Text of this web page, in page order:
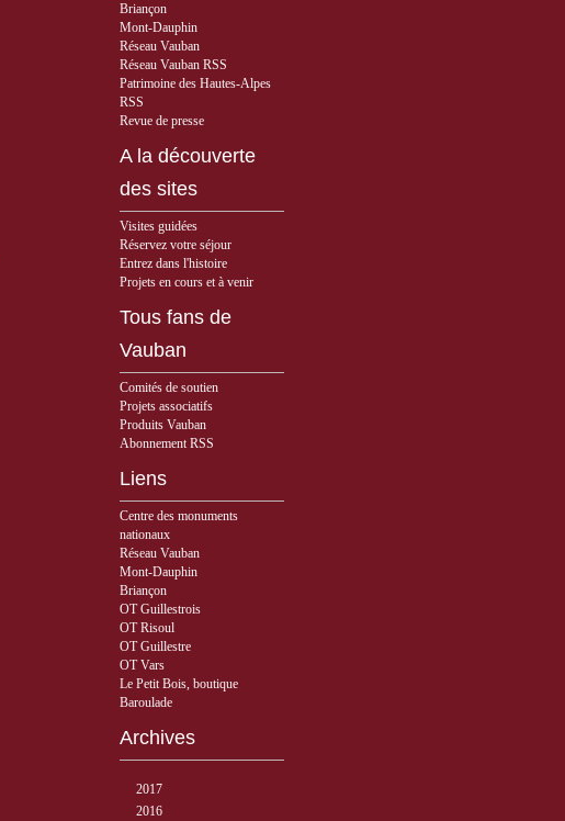
Briançon
Mont-Dauphin
Réseau Vauban
Réseau Vauban RSS
Patrimoine des Hautes-Alpes
RSS
Revue de presse
A la découverte
des sites
Visites guidées
Réservez votre séjour
Entrez dans l'histoire
Projets en cours et à venir
Tous fans de
Vauban
Comités de soutien
Projets associatifs
Produits Vauban
Abonnement RSS
Liens
Centre des monuments
nationaux
Réseau Vauban
Mont-Dauphin
Briançon
OT Guillestrois
OT Risoul
OT Guillestre
OT Vars
Le Petit Bois, boutique
Baroulade
Archives
2017
2016